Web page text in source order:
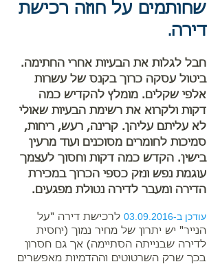
שחותמים על חוזה רכישת
דירה.
חבל לגלות את הבעיות אחרי החתימה.
ביטול עסקה כרוך בקנס של עשרות
אלפי שקלים. מומלץ להקדיש כמה
דקות ולקרוא את רשימת הבעיות שאולי
לא עליתם עליהן. קרינה, רעש, ריחות,
סמיכות לחומרים מסוכנים ועוד מרעין
בישין. הקדש כמה דקות וחסוך לעצמך
עוגמת נפש ונזק כספי הכרוך במכירת
הדירה ומעבר לדירה נטולת מפגעים.
עודכן ב-03.09.2016
לרכישת דירה "על
הנייר" יש יתרון של מחיר נמוך (יחסית
לדירה שבנייתה הסתיימה) אך גם חסרון
בכך שרק השרטוטים וההדמיות מאפשרים